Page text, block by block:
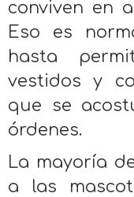
conviven en
Eso es
hasta
vestidos y
que se
órdenes.
La mayoría
a las